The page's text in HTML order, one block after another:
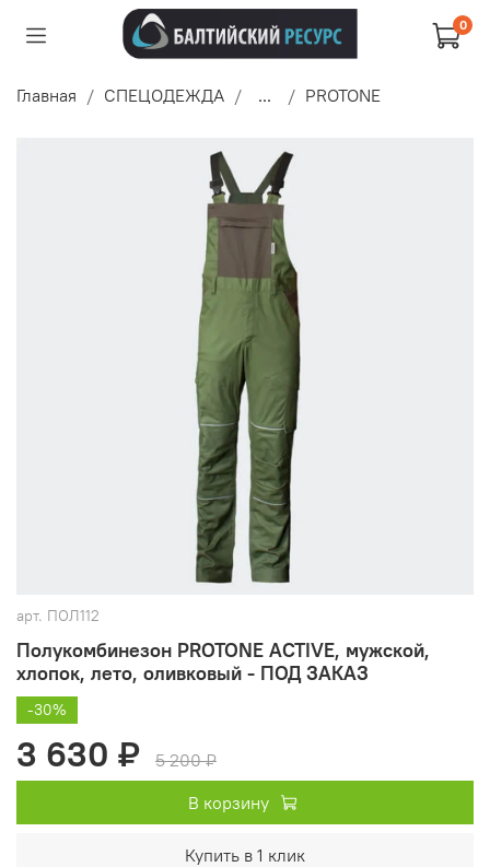
0
Главная СПЕЦОДЕЖДА ... PROTONE
арт. ПОЛ112
Полукомбинезон PROTONE ACTIVE, мужской,
хлопок, лето, оливковый - ПОД ЗАКАЗ
-30%
3 630 ₽
5 200 ₽
В корзину
Купить в 1 клик